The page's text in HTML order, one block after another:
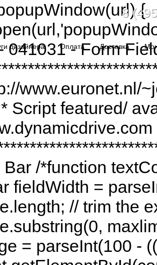
{
041031 - Form
www.euronet.nl/
Script featured/
/*function
fieldWidth =
// trim the
= parseInt(100 -
8
дизайнера Оплата Доставка